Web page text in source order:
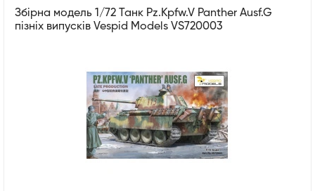
Збірна модель 1/72 Танк Pz.Kpfw.V Panther Ausf.G
пізніх випусків Vespid Models VS720003